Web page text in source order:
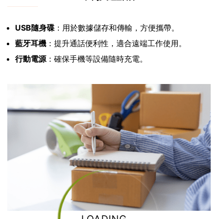
USB隨身碟 ：用於數據儲存和傳輸，方便攜帶。
藍牙耳機 ：提升通話便利性，適合遠端工作使用。
行動電源：確保手機等設備隨時充電。